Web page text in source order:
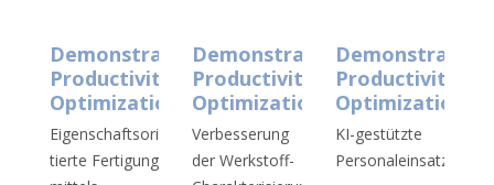
Demonstrator
Productivity
Optimization
Eigenschaftsorien­
tierte Fertigung
Demonstrator
Productivity
Optimization
Verbesserung
der Werkstoff-
Demonstrator
Productivity
Optimization
KI-gestützte